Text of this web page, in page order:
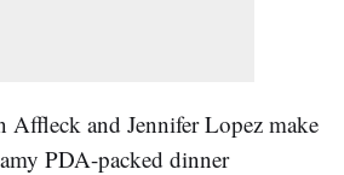
and Jennifer Lopez make
PDA-packed dinner